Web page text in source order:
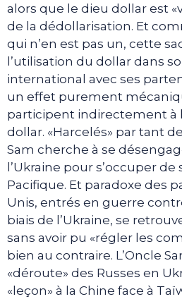
alors que le dieu dollar est
de la dédollarisation. Et
qui n’en est pas un, cette
l’utilisation du dollar dans
international avec ses
un effet purement
participent indirectement à
dollar. «Harcelés» par tant
Sam cherche à se
l’Ukraine pour s’occuper
Pacifique. Et paradoxe des
Unis, entrés en guerre
biais de l’Ukraine, se
sans avoir pu «régler les
bien au contraire. L’Oncle
«déroute» des Russes en
«leçon» à la Chine face à